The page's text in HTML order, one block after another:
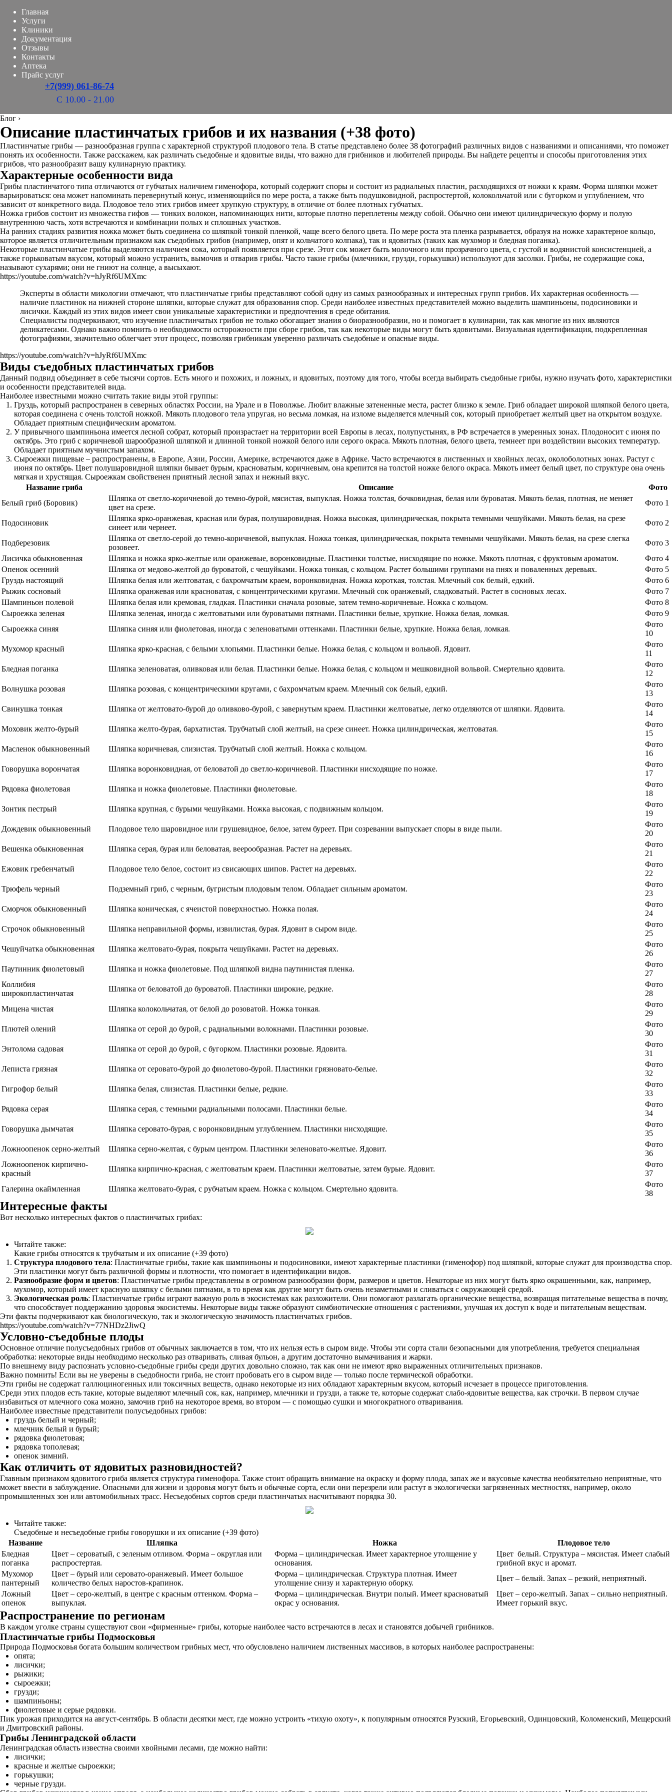
Главная
Услуги
Клиники
Документация
Отзывы
Контакты
Аптека
Прайс услуг
+7(999) 061-86-74
С 10.00 - 21.00
Блог ›
Описание пластинчатых грибов и их названия (+38 фото)
Пластинчатые грибы — разнообразная группа с характерной структурой плодового тела. В статье представлено более 38 фотографий различных видов с названиями и описаниями, что поможет
понять их особенности. Также расскажем, как различать съедобные и ядовитые виды, что важно для грибников и любителей природы. Вы найдете рецепты и способы приготовления этих
грибов, что разнообразит вашу кулинарную практику.
Характерные особенности вида
Грибы пластинчатого типа отличаются от губчатых наличием гименофора, который содержит споры и состоит из радиальных пластин, расходящихся от ножки к краям. Форма шляпки может
варьироваться: она может напоминать перевернутый конус, изменяющийся по мере роста, а также быть подушковидной, распростертой, колокольчатой или с бугорком и углублением, что
зависит от конкретного вида. Плодовое тело этих грибов имеет хрупкую структуру, в отличие от более плотных губчатых.
Ножка грибов состоит из множества гифов — тонких волокон, напоминающих нити, которые плотно переплетены между собой. Обычно они имеют цилиндрическую форму и полую
внутреннюю часть, хотя встречаются и комбинации полых и сплошных участков.
На ранних стадиях развития ножка может быть соединена со шляпкой тонкой пленкой, чаще всего белого цвета. По мере роста эта пленка разрывается, образуя на ножке характерное кольцо,
которое является отличительным признаком как съедобных грибов (например, опят и кольчатого колпака), так и ядовитых (таких как мухомор и бледная поганка).
Некоторые пластинчатые грибы выделяются наличием сока, который появляется при срезе. Этот сок может быть молочного или прозрачного цвета, с густой и водянистой консистенцией, а
также горьковатым вкусом, который можно устранить, вымочив и отварив грибы. Часто такие грибы (млечники, грузди, горькушки) используют для засолки. Грибы, не содержащие сока,
называют сухарями; они не гниют на солнце, а высыхают.
https://youtube.com/watch?v=hJyRf6UMXmc
Эксперты в области микологии отмечают, что пластинчатые грибы представляют собой одну из самых разнообразных и интересных групп грибов. Их характерная особенность —
наличие пластинок на нижней стороне шляпки, которые служат для образования спор. Среди наиболее известных представителей можно выделить шампиньоны, подосиновики и
лисички. Каждый из этих видов имеет свои уникальные характеристики и предпочтения в среде обитания.
Специалисты подчеркивают, что изучение пластинчатых грибов не только обогащает знания о биоразнообразии, но и помогает в кулинарии, так как многие из них являются
деликатесами. Однако важно помнить о необходимости осторожности при сборе грибов, так как некоторые виды могут быть ядовитыми. Визуальная идентификация, подкрепленная
фотографиями, значительно облегчает этот процесс, позволяя грибникам уверенно различать съедобные и опасные виды.
https://youtube.com/watch?v=hJyRf6UMXmc
Виды съедобных пластинчатых грибов
Данный подвид объединяет в себе тысячи сортов. Есть много и похожих, и ложных, и ядовитых, поэтому для того, чтобы всегда выбирать съедобные грибы, нужно изучать фото, характеристики
и особенности представителей вида.
Наиболее известными можно считать такие виды этой группы:
Груздь, который распространен в северных областях России, на Урале и в Поволжье. Любит влажные затененные места, растет близко к земле. Гриб обладает широкой шляпкой белого цвета,
которая соединена с очень толстой ножкой. Мякоть плодового тела упругая, но весьма ломкая, на изломе выделяется млечный сок, который приобретает желтый цвет на открытом воздухе.
Обладает приятным специфическим ароматом.
У привычного шампиньона имеется лесной собрат, который произрастает на территории всей Европы в лесах, полупустынях, в РФ встречается в умеренных зонах. Плодоносит с июня по
октябрь. Это гриб с коричневой шарообразной шляпкой и длинной тонкой ножкой белого или серого окраса. Мякоть плотная, белого цвета, темнеет при воздействии высоких температур.
Обладает приятным мучнистым запахом.
Сыроежки пищевые – распространены, в Европе, Азии, России, Америке, встречаются даже в Африке. Часто встречаются в лиственных и хвойных лесах, околоболотных зонах. Растут с
июня по октябрь. Цвет полушаровидной шляпки бывает бурым, красноватым, коричневым, она крепится на толстой ножке белого окраса. Мякоть имеет белый цвет, по структуре она очень
мягкая и хрустящая. Сыроежкам свойственен приятный лесной запах и нежный вкус.
Название гриба
Описание
Фото
Белый гриб (Боровик)
Шляпка от светло-коричневой до темно-бурой, мясистая, выпуклая. Ножка толстая, бочковидная, белая или буроватая. Мякоть белая, плотная, не меняет
цвет на срезе.
Фото 1
Подосиновик
Шляпка ярко-оранжевая, красная или бурая, полушаровидная. Ножка высокая, цилиндрическая, покрыта темными чешуйками. Мякоть белая, на срезе
синеет или чернеет.
Фото 2
Подберезовик
Шляпка от светло-серой до темно-коричневой, выпуклая. Ножка тонкая, цилиндрическая, покрыта темными чешуйками. Мякоть белая, на срезе слегка
розовеет.
Фото 3
Лисичка обыкновенная
Шляпка и ножка ярко-желтые или оранжевые, воронковидные. Пластинки толстые, нисходящие по ножке. Мякоть плотная, с фруктовым ароматом.
Фото 4
Опенок осенний
Шляпка от медово-желтой до буроватой, с чешуйками. Ножка тонкая, с кольцом. Растет большими группами на пнях и поваленных деревьях.
Фото 5
Груздь настоящий
Шляпка белая или желтоватая, с бахромчатым краем, воронковидная. Ножка короткая, толстая. Млечный сок белый, едкий.
Фото 6
Рыжик сосновый
Шляпка оранжевая или красноватая, с концентрическими кругами. Млечный сок оранжевый, сладковатый. Растет в сосновых лесах.
Фото 7
Шампиньон полевой
Шляпка белая или кремовая, гладкая. Пластинки сначала розовые, затем темно-коричневые. Ножка с кольцом.
Фото 8
Сыроежка зеленая
Шляпка зеленая, иногда с желтоватыми или буроватыми пятнами. Пластинки белые, хрупкие. Ножка белая, ломкая.
Фото 9
Сыроежка синяя
Шляпка синяя или фиолетовая, иногда с зеленоватыми оттенками. Пластинки белые, хрупкие. Ножка белая, ломкая.
Фото
10
Мухомор красный
Шляпка ярко-красная, с белыми хлопьями. Пластинки белые. Ножка белая, с кольцом и вольвой. Ядовит.
Фото
11
Бледная поганка
Шляпка зеленоватая, оливковая или белая. Пластинки белые. Ножка белая, с кольцом и мешковидной вольвой. Смертельно ядовита.
Фото
12
Волнушка розовая
Шляпка розовая, с концентрическими кругами, с бахромчатым краем. Млечный сок белый, едкий.
Фото
13
Свинушка тонкая
Шляпка от желтовато-бурой до оливково-бурой, с завернутым краем. Пластинки желтоватые, легко отделяются от шляпки. Ядовита.
Фото
14
Моховик желто-бурый
Шляпка желто-бурая, бархатистая. Трубчатый слой желтый, на срезе синеет. Ножка цилиндрическая, желтоватая.
Фото
15
Масленок обыкновенный
Шляпка коричневая, слизистая. Трубчатый слой желтый. Ножка с кольцом.
Фото
16
Говорушка ворончатая
Шляпка воронковидная, от беловатой до светло-коричневой. Пластинки нисходящие по ножке.
Фото
17
Рядовка фиолетовая
Шляпка и ножка фиолетовые. Пластинки фиолетовые.
Фото
18
Зонтик пестрый
Шляпка крупная, с бурыми чешуйками. Ножка высокая, с подвижным кольцом.
Фото
19
Дождевик обыкновенный
Плодовое тело шаровидное или грушевидное, белое, затем буреет. При созревании выпускает споры в виде пыли.
Фото
20
Вешенка обыкновенная
Шляпка серая, бурая или беловатая, веерообразная. Растет на деревьях.
Фото
21
Ежовик гребенчатый
Плодовое тело белое, состоит из свисающих шипов. Растет на деревьях.
Фото
22
Трюфель черный
Подземный гриб, с черным, бугристым плодовым телом. Обладает сильным ароматом.
Фото
23
Сморчок обыкновенный
Шляпка коническая, с ячеистой поверхностью. Ножка полая.
Фото
24
Строчок обыкновенный
Шляпка неправильной формы, извилистая, бурая. Ядовит в сыром виде.
Фото
25
Чешуйчатка обыкновенная
Шляпка желтовато-бурая, покрыта чешуйками. Растет на деревьях.
Фото
26
Паутинник фиолетовый
Шляпка и ножка фиолетовые. Под шляпкой видна паутинистая пленка.
Фото
27
Коллибия
широкопластинчатая
Шляпка от беловатой до буроватой. Пластинки широкие, редкие.
Фото
28
Мицена чистая
Шляпка колокольчатая, от белой до розоватой. Ножка тонкая.
Фото
29
Плютей олений
Шляпка от серой до бурой, с радиальными волокнами. Пластинки розовые.
Фото
30
Энтолома садовая
Шляпка от серой до бурой, с бугорком. Пластинки розовые. Ядовита.
Фото
31
Леписта грязная
Шляпка от серовато-бурой до фиолетово-бурой. Пластинки грязновато-белые.
Фото
32
Гигрофор белый
Шляпка белая, слизистая. Пластинки белые, редкие.
Фото
33
Рядовка серая
Шляпка серая, с темными радиальными полосами. Пластинки белые.
Фото
34
Говорушка дымчатая
Шляпка серовато-бурая, с воронковидным углублением. Пластинки нисходящие.
Фото
35
Ложноопенок серно-желтый
Шляпка серно-желтая, с бурым центром. Пластинки зеленовато-желтые. Ядовит.
Фото
36
Ложноопенок кирпично-
красный
Шляпка кирпично-красная, с желтоватым краем. Пластинки желтоватые, затем бурые. Ядовит.
Фото
37
Галерина окаймленная
Шляпка желтовато-бурая, с рубчатым краем. Ножка с кольцом. Смертельно ядовита.
Фото
38
Интересные факты
Вот несколько интересных фактов о пластинчатых грибах:
Читайте также:
Какие грибы относятся к трубчатым и их описание (+39 фото)
Структура плодового тела: Пластинчатые грибы, такие как шампиньоны и подосиновики, имеют характерные пластинки (гименофор) под шляпкой, которые служат для производства спор.
Эти пластинки могут быть различной формы и плотности, что помогает в идентификации видов.
Разнообразие форм и цветов: Пластинчатые грибы представлены в огромном разнообразии форм, размеров и цветов. Некоторые из них могут быть ярко окрашенными, как, например,
мухомор, который имеет красную шляпку с белыми пятнами, в то время как другие могут быть очень незаметными и сливаться с окружающей средой.
Экологическая роль: Пластинчатые грибы играют важную роль в экосистемах как разложители. Они помогают разлагать органические вещества, возвращая питательные вещества в почву,
что способствует поддержанию здоровья экосистемы. Некоторые виды также образуют симбиотические отношения с растениями, улучшая их доступ к воде и питательным веществам.
Эти факты подчеркивают как биологическую, так и экологическую значимость пластинчатых грибов.
https://youtube.com/watch?v=77NHDz2JiwQ
Условно-съедобные плоды
Основное отличие полусъедобных грибов от обычных заключается в том, что их нельзя есть в сыром виде. Чтобы эти сорта стали безопасными для употребления, требуется специальная
обработка: некоторые виды необходимо несколько раз отваривать, сливая бульон, а другим достаточно вымачивания и жарки.
По внешнему виду распознать условно-съедобные грибы среди других довольно сложно, так как они не имеют ярко выраженных отличительных признаков.
Важно помнить! Если вы не уверены в съедобности гриба, не стоит пробовать его в сыром виде — только после термической обработки.
Эти грибы не содержат галлюциногенных или токсичных веществ, однако некоторые из них обладают характерным вкусом, который исчезает в процессе приготовления.
Среди этих плодов есть такие, которые выделяют млечный сок, как, например, млечники и грузди, а также те, которые содержат слабо-ядовитые вещества, как строчки. В первом случае
избавиться от млечного сока можно, замочив гриб на некоторое время, во втором — с помощью сушки и многократного отваривания.
Наиболее известные представители полусъедобных грибов:
груздь белый и черный;
млечник белый и бурый;
рядовка фиолетовая;
рядовка тополевая;
опенок зимний.
Как отличить от ядовитых разновидностей?
Главным признаком ядовитого гриба является структура гименофора. Также стоит обращать внимание на окраску и форму плода, запах же и вкусовые качества необязательно неприятные, что
может ввести в заблуждение. Опасными для жизни и здоровья могут быть и обычные сорта, если они перезрели или растут в экологически загрязненных местностях, например, около
промышленных зон или автомобильных трасс. Несъедобных сортов среди пластинчатых насчитывают порядка 30.
Читайте также:
Съедобные и несъедобные грибы говорушки и их описание (+39 фото)
Название
Шляпка Ножка
Плодовое тело
Бледная
поганка
Цвет – сероватый, с зеленым отливом. Форма – округлая или
распростертая.
Форма – цилиндрическая. Имеет характерное утолщение у
основания.
Цвет белый. Структура – мясистая. Имеет слабый
грибной вкус и аромат.
Мухомор
пантерный
Цвет – бурый или серовато-оранжевый. Имеет большое
количество белых наростов-крапинок.
Форма – цилиндрическая. Структура плотная. Имеет
утолщение снизу и характерную оборку.
Цвет – белый. Запах – резкий, неприятный.
Ложный
опенок
Цвет – серо-желтый, в центре с красным оттенком. Форма –
выпуклая.
Форма – цилиндрическая. Внутри полый. Имеет красноватый
окрас у основания.
Цвет – серо-желтый. Запах – сильно неприятный.
Имеет горький вкус.
Распространение по регионам
В каждом уголке страны существуют свои «фирменные» грибы, которые наиболее часто встречаются в лесах и становятся добычей грибников.
Пластинчатые грибы Подмосковья
Природа Подмосковья богата большим количеством грибных мест, что обусловлено наличием лиственных массивов, в которых наиболее распространены:
опята;
лисички;
рыжики;
сыроежки;
грузди;
шампиньоны;
фиолетовые и серые рядовки.
Пик урожая приходится на август-сентябрь. В области десятки мест, где можно устроить «тихую охоту», к популярным относятся Рузский, Егорьевский, Одинцовский, Коломенский, Мещерский
и Дмитровский районы.
Грибы Ленинградской области
Ленинградская область известна своими хвойными лесами, где можно найти:
лисички;
красные и желтые сыроежки;
горькушки;
черные грузди.